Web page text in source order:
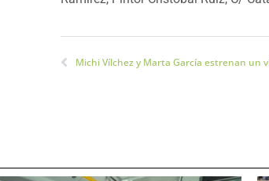
Michi Vílchez y Marta García estrenan un